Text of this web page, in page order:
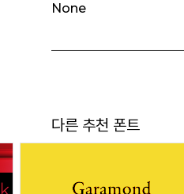
None
다른 추천 폰트